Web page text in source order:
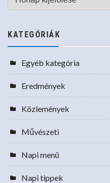
KATEGÓRIÁK
Egyéb kategória
Eredmények
Közlemények
Művészeti
Napi menü
Napi tippek